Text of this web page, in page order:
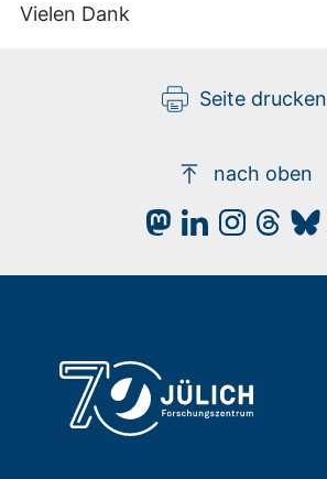
Vielen Dank
Seite drucken
nach oben